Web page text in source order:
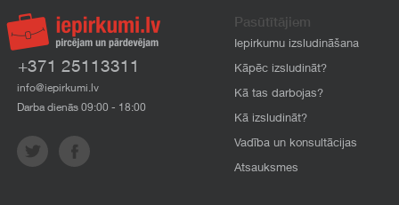
+371 25113311
info@iepirkumi.lv
Darba dienās 09:00 - 18:00
Pasūtītājiem
Iepirkumu izsludināšana
Kāpēc izsludināt?
Kā tas darbojas?
Kā izsludināt?
Vadība un konsultācijas
Atsauksmes